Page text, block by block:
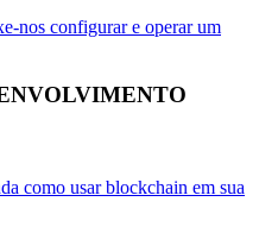
nos configurar e operar um
como usar blockchain em sua